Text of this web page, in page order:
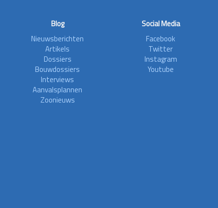
Blog
Nieuwsberichten
Artikels
Dossiers
Bouwdossiers
Interviews
Aanvalsplannen
Zoonieuws
Social Media
Facebook
Twitter
Instagram
Youtube